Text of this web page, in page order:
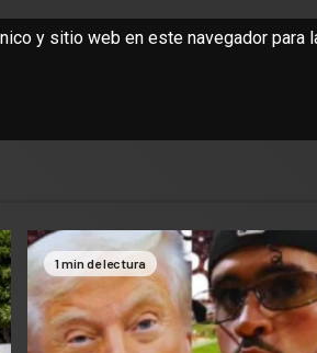
y sitio web en este navegador para
1 min de lectura